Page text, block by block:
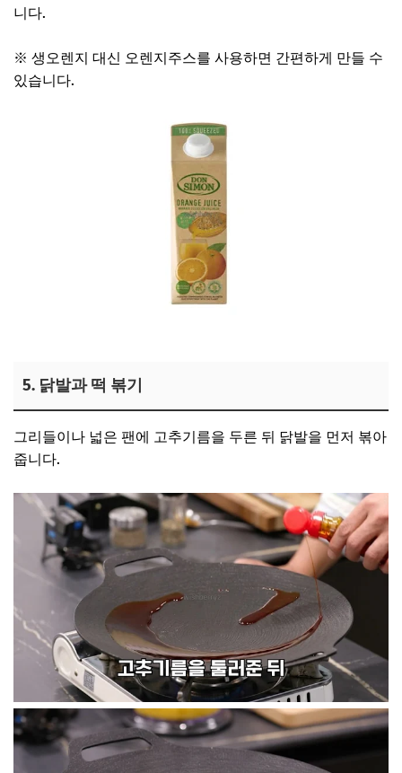
니다.
※ 생오렌지 대신 오렌지주스를 사용하면 간편하게 만들 수
있습니다.
5. 닭발과 떡 볶기
그리들이나 넓은 팬에 고추기름을 두른 뒤 닭발을 먼저 볶아
줍니다.